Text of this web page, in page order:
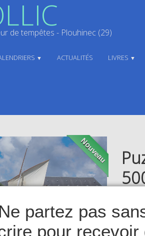
de tempêtes - Plouhinec (29)
▼ ACTUALITÉS LIVRES ▼
Nouveau
En
Taille
partez pas
pour recevoir